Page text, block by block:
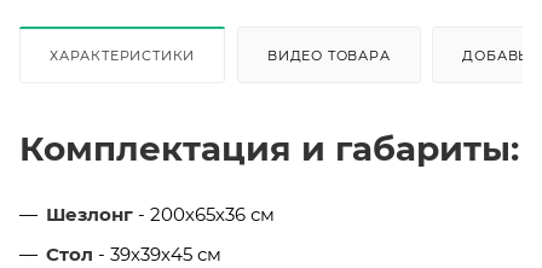
ХАРАКТЕРИСТИКИ ВИДЕО ТОВАРА ДОБАВЬ
Комплектация и габариты:
Шезлонг - 200х65х36 см
Стол - 39х39х45 см